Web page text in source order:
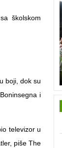
školskom
boji, dok su
i
televizor u
piše The